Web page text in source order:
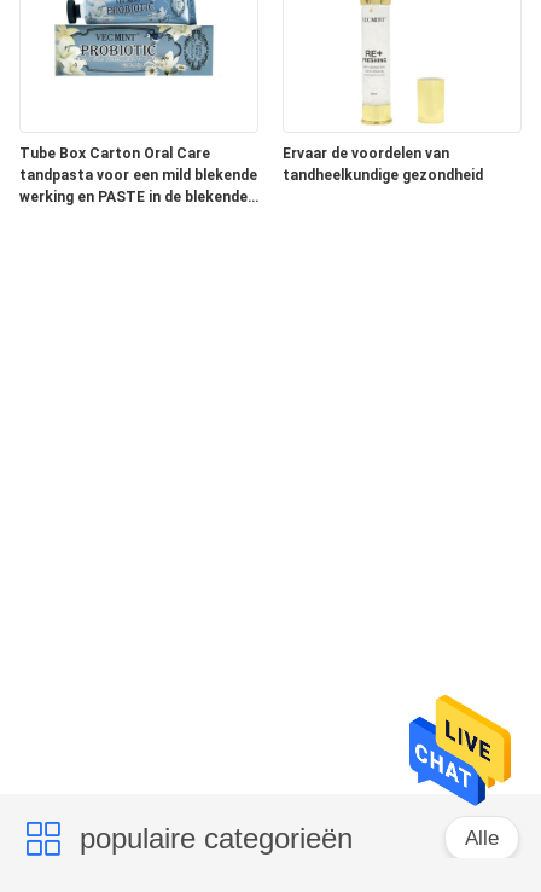
Tube Box Carton Oral Care
tandpasta voor een mild blekende
werking en PASTE in de blekende
Ervaar de voordelen van
tandheelkundige gezondheid
populaire categorieën Alle